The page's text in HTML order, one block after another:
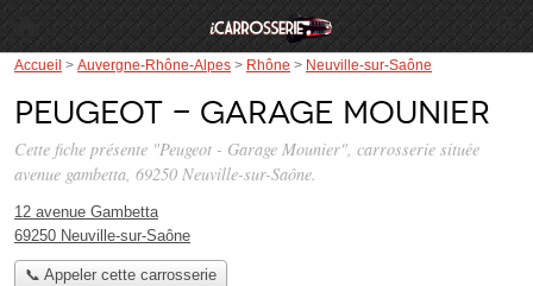
Accueil > Auvergne-Rhône-Alpes > Rhône > Neuville-sur-Saône
Peugeot - Garage Mounier
Cette fiche présente "Peugeot - Garage Mounier", carrosserie située
avenue gambetta, 69250 Neuville-sur-Saône.
12 avenue Gambetta
69250 Neuville-sur-Saône
📞 Appeler cette carrosserie